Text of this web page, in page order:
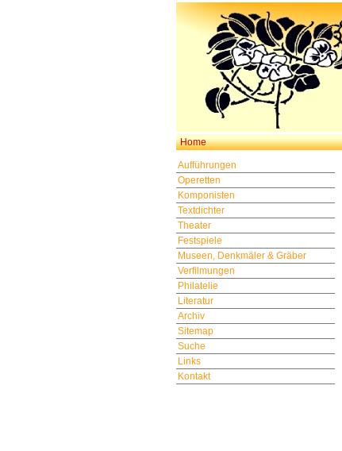
Home
Aufführungen
Operetten
Komponisten
Textdichter
Theater
Festspiele
Museen, Denkmäler & Gräber
Verfilmungen
Philatelie
Literatur
Archiv
Sitemap
Suche
Links
Kontakt